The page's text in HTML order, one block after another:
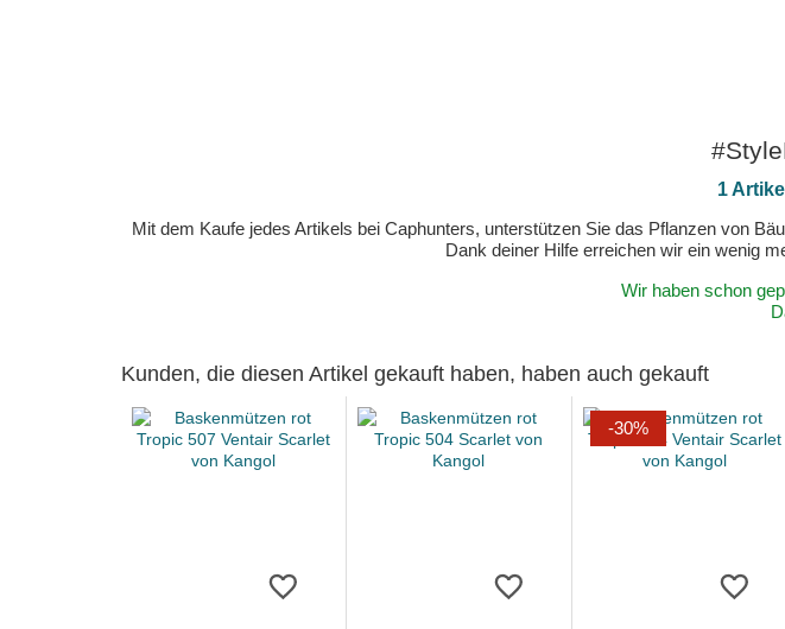
1 Artikel
Mit dem Kaufe jedes Artikels bei Caphunters, unterstützen Sie das Pflanzen von
Dank deiner Hilfe erreichen wir ein wenig
Wir haben schon
Kunden, die diesen Artikel gekauft haben, haben auch gekauft
-30%